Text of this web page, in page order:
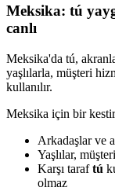
Meksika: tú
canlı
Meksika'da tú,
yaşlılarla, müşteri
kullanılır.
Meksika için bir
Arkadaşlar ve
Yaşlılar,
Karşı taraftú
olmaz